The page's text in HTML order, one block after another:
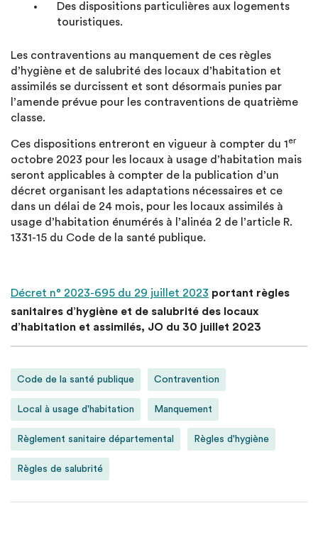
Des dispositions particulières aux logements
touristiques.
Les contraventions au manquement de ces règles
d’hygiène et de salubrité des locaux d’habitation et
assimilés se durcissent et sont désormais punies par
l’amende prévue pour les contraventions de quatrième
classe.
Ces dispositions entreront en vigueur à compter du 1er
octobre 2023 pour les locaux à usage d’habitation mais
seront applicables à compter de la publication d’un
décret organisant les adaptations nécessaires et ce
dans un délai de 24 mois, pour les locaux assimilés à
usage d’habitation énumérés à l’alinéa 2 de l’article R.
1331-15 du Code de la santé publique.
Décret n° 2023-695 du 29 juillet 2023 portant règles
sanitaires d’hygiène et de salubrité des locaux
d’habitation et assimilés, JO du 30 juillet 2023
Code de la santé publique Contravention
Local à usage d'habitation Manquement
Règlement sanitaire départemental Règles d'hygiène
Règles de salubrité